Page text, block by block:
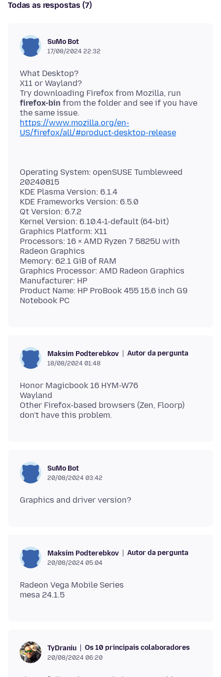
Todas as respostas (7)
SuMo Bot
17/08/2024 22:32
What Desktop?
X11 or Wayland?
Try downloading Firefox from Mozilla, run
firefox-bin from the folder and see if you have
https://www.mozilla.org/en-
US/firefox/all/#product-desktop-release
Operating System: openSUSE Tumbleweed
20240815
KDE Plasma Version: 6.1.4
KDE Frameworks Version: 6.5.0
Qt Version: 6.7.2
Kernel Version: 6.10.4-1-default (64-bit)
Graphics Platform: X11
Processors: 16 × AMD Ryzen 7 5825U with
Radeon Graphics
Memory: 62.1 GiB of RAM
Graphics Processor: AMD Radeon Graphics
Manufacturer: HP
Product Name: HP ProBook 455 15.6 inch G9
Maksim Podterebkov Autor da pergunta
18/08/2024 01:48
Honor Magicbook 16 HYM-W76
Wayland
Other Firefox-based browsers (Zen, Floorp)
SuMo Bot
20/08/2024 03:42
Maksim Podterebkov Autor da pergunta
20/08/2024 05:04
Radeon Vega Mobile Series
TyDraniu Os 10 principais colaboradores
20/08/2024 06:20